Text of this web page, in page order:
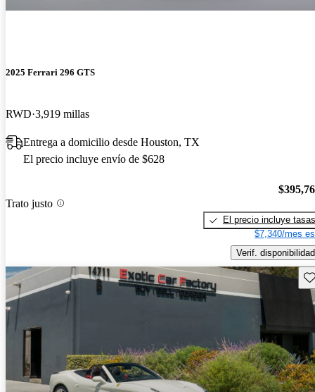
2025 Ferrari 296 GTS
RWD 3,919 millas
Entrega a domicilio desde Houston, TX
El precio incluye envío de $628
Trato justo
El precio incluye tasas
$7,340/mes
Verif. disponibilidad